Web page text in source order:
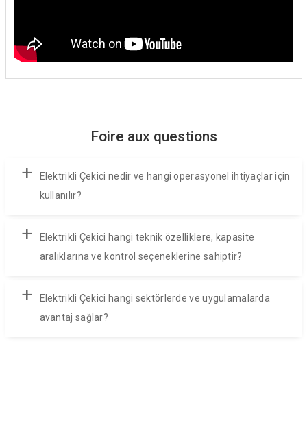
Foire aux questions
+
Elektrikli Çekici nedir ve hangi operasyonel ihtiyaçlar için
kullanılır?
+
Elektrikli Çekici hangi teknik özelliklere, kapasite
aralıklarına ve kontrol seçeneklerine sahiptir?
+
Elektrikli Çekici hangi sektörlerde ve uygulamalarda
avantaj sağlar?